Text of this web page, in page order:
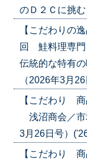
のＤ２Ｃに挑
【こだわりの
回 鮭料理専
伝統的な特有
（2026年3月
【こだわり
浅沼商会／市
3月26日号）
【こだわり